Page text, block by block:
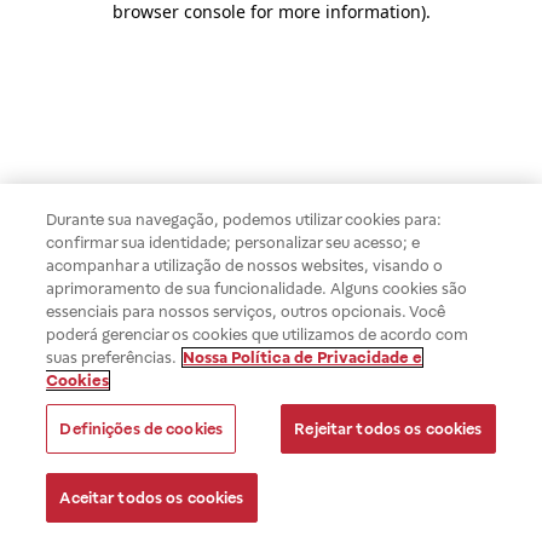
browser console for more information).
Durante sua navegação, podemos utilizar cookies para:
confirmar sua identidade; personalizar seu acesso; e
acompanhar a utilização de nossos websites, visando o
aprimoramento de sua funcionalidade. Alguns cookies são
essenciais para nossos serviços, outros opcionais. Você
poderá gerenciar os cookies que utilizamos de acordo com
suas preferências. Nossa Política de Privacidade e
Cookies
Definições de cookies Rejeitar todos os cookies
Aceitar todos os cookies